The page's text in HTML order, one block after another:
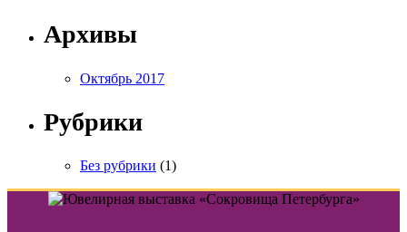
Архивы
Октябрь 2017
Рубрики
Без рубрики (1)